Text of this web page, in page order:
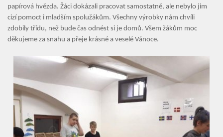
Úvod
Organizace školního roku
papírová hvězda. Žáci dokázali pracovat samostatně, ale nebylo jim
cizí pomoct i mladším spolužákům. Všechny výrobky nám chvíli
zdobily třídu, než bude čas odnést si je domů. Všem žákům moc
děkujeme za snahu a přeje krásné a veselé Vánoce.